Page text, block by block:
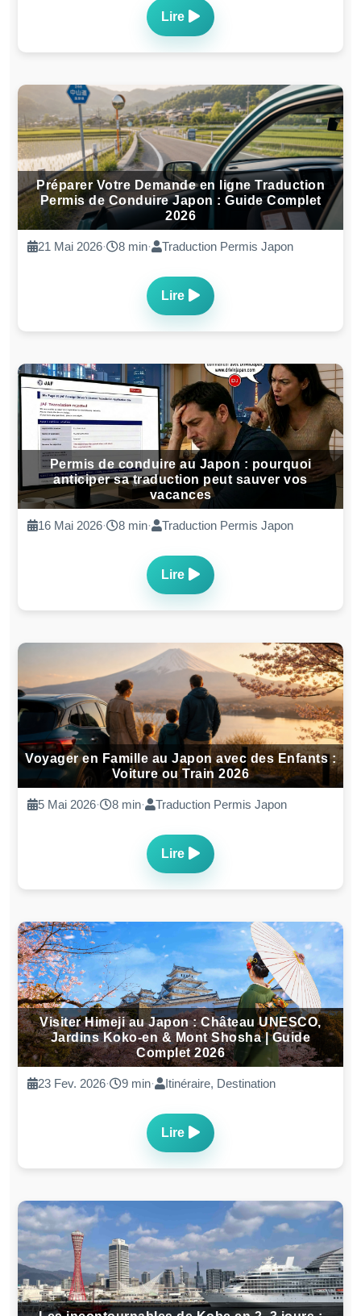
Lire
Préparer Votre Demande en ligne Traduction
Permis de Conduire Japon : Guide Complet
2026
21 Mai 2026· 8 min· Traduction Permis Japon
Lire
Permis de conduire au Japon : pourquoi
anticiper sa traduction peut sauver vos
vacances
16 Mai 2026· 8 min· Traduction Permis Japon
Lire
Voyager en Famille au Japon avec des Enfants :
Voiture ou Train 2026
5 Mai 2026· 8 min· Traduction Permis Japon
Lire
Visiter Himeji au Japon : Château UNESCO,
Jardins Koko-en & Mont Shosha | Guide
Complet 2026
23 Fev. 2026· 9 min· Itinéraire, Destination
Lire